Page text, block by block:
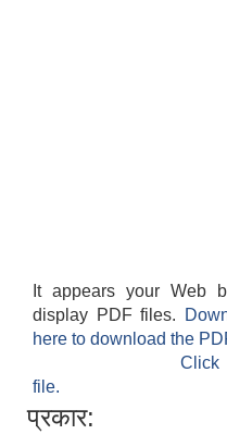
It appears your Web
display PDF files.
here to download the
Click
file.
प्रकार: